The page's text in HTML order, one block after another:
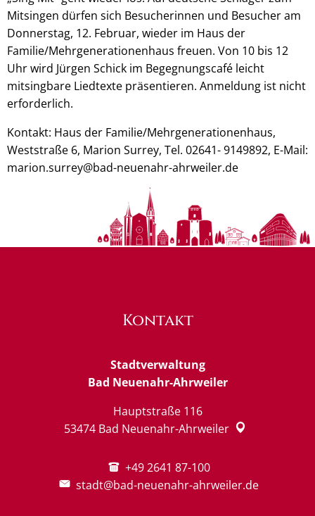
Mitsingen dürfen sich Besucherinnen und Besucher am
Donnerstag, 12. Februar, wieder im Haus der
Familie/Mehrgenerationenhaus freuen. Von 10 bis 12
Uhr wird Jürgen Schick im Begegnungscafé leicht
mitsingbare Liedtexte präsentieren. Anmeldung ist nicht
erforderlich.
Kontakt: Haus der Familie/Mehrgenerationenhaus,
Weststraße 6, Marion Surrey, Tel. 02641- 9149892, E-Mail:
marion.surrey@bad-neuenahr-ahrweiler.de
Kontakt
Stadtverwaltung
Bad Neuenahr-Ahrweiler
Hauptstraße 116
53474 Bad Neuenahr-Ahrweiler
+49 2641 87-100
stadt@bad-neuenahr-ahrweiler.de